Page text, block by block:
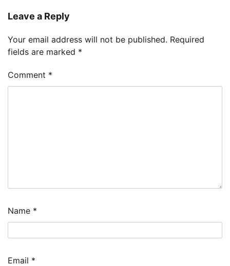
Leave a Reply
Your email address will not be published. Required
fields are marked *
Comment *
Name *
Email *